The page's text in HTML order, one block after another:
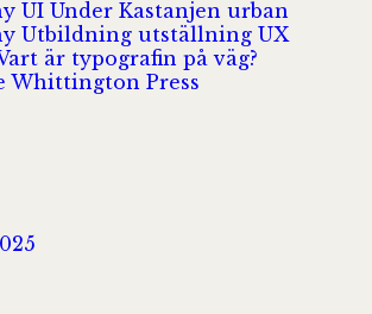
UI Under Kastanjen urban
Utbildning utställning UX
är typografin på väg?
Whittington Press